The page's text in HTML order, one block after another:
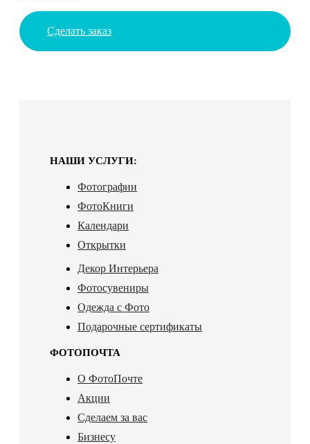
Сделать заказ
НАШИ УСЛУГИ:
Фотографии
ФотоКниги
Календари
Открытки
Декор Интерьера
Фотосувениры
Одежда с Фото
Подарочные сертификаты
ФОТОПОЧТА
О ФотоПочте
Акции
Сделаем за вас
Бизнесу